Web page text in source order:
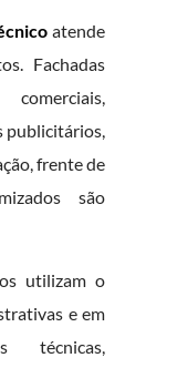
atende
Fachadas
publicitários,
frente de
são
utilizam o
e em
técnicas,